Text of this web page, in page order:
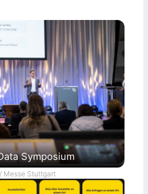
Symposium
Messe Stuttgart